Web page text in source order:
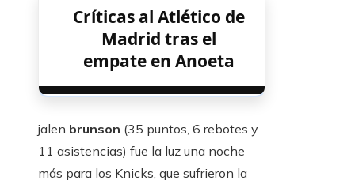
Críticas al Atlético de
Madrid tras el
empate en Anoeta
jalen brunson (35 puntos, 6 rebotes y
11 asistencias) fue la luz una noche
más para los Knicks, que sufrieron la